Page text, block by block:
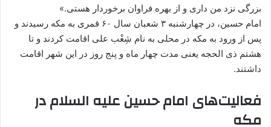
بزرگی نزد من داری و از بهره فراوان برخوردار هستی.»
امام حسین، در چهارشنبه ۳ شعبان سال ۶۰ قمری به مکه رسیدند و
پس از ورود به مکه در محلی به نام شِعْب علی اقامت کردند و تا
هشتم ذی الحجه یعنی مدت چهار ماه و پنج روز در این شهر اقامت
داشتند.
فعالیت‌های امام حسین علیه السلام در
مکه